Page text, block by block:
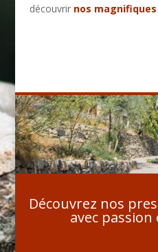
découvrir nos
Découvrez nos
avec passion